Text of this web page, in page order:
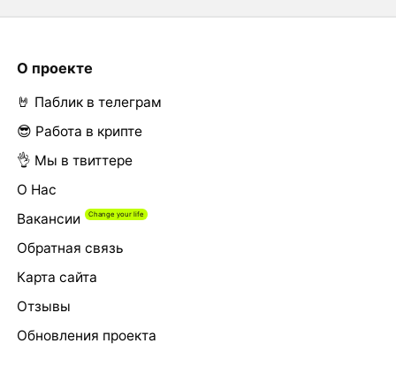
О проекте
🤘 Паблик в телеграм
😎 Работа в крипте
👌 Мы в твиттере
О Нас
Вакансии
Обратная связь
Карта сайта
Отзывы
Обновления проекта